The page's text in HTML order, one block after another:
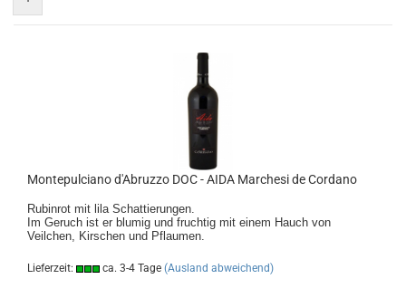
Montepulciano d'Abruzzo DOC - AIDA Marchesi de Cordano
Rubinrot mit lila Schattierungen.
Im Geruch ist er blumig und fruchtig mit einem Hauch von
Veilchen, Kirschen und Pflaumen.
Lieferzeit: ca. 3-4 Tage (Ausland abweichend)